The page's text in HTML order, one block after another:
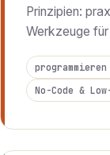
Prinzipien:
Werkzeuge
No-Code &